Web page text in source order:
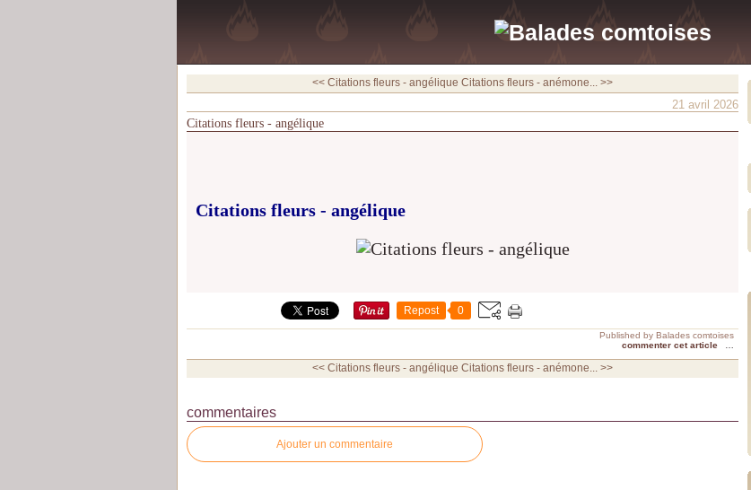
<< Citations fleurs - angélique Citations fleurs - anémone... >>
21 avril 2026
Citations fleurs - angélique
Citations fleurs - angélique
Repost 0
Published by Balades comtoises
commenter cet article
<< Citations fleurs - angélique Citations fleurs - anémone... >>
commentaires
Ajouter un commentaire